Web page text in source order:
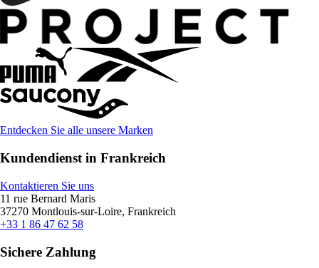
Entdecken Sie alle unsere Marken
Kundendienst in Frankreich
Kontaktieren Sie uns
11 rue Bernard Maris
37270 Montlouis-sur-Loire, Frankreich
+33 1 86 47 62 58
Sichere Zahlung